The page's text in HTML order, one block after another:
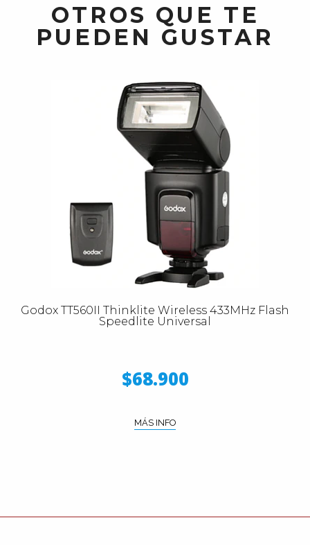
OTROS QUE TE
PUEDEN GUSTAR
Godox TT560II Thinklite Wireless 433MHz Flash
Speedlite Universal
$68.900
MÁS INFO